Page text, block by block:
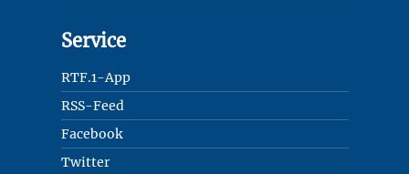
Service
RTF.1-App
RSS-Feed
Facebook
Twitter